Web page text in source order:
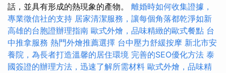
話，並具有形成的熱現象的產物。 離婚時如何收集證據，
專業徵信社的支持 居家清潔服務，讓每個角落都乾淨如新
高雄的台胞證辦理指南 歐式外燴，品味精緻的歐式餐點 台
中推拿服務 熱門外燴推薦選擇 台中壓力舒緩按摩 新北市安
養院，為長者打造溫馨的居住環境 完善的SEO優化方法 泰
國簽證的辦理方法，迅速了解所需材料 歐式外燴，品味精